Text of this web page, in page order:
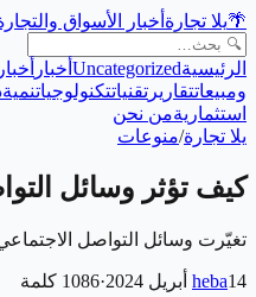
🌴يلا تجارة أخبار الأسواق
الرئيسيةUncategorized أخبار أخبار
ومبيعاتتقارير تقنياتتكنولوجياتنمية
استثماريةمن نحن
يلا تجارة/منوعات
كيف تؤثر وسائل
تغيّرت وسائل التواصل
heba14 أبريل 2024 ·
1086 كلمة